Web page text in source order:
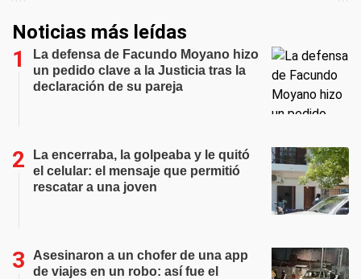
Noticias más leídas
La defensa de Facundo Moyano hizo
un pedido clave a la Justicia tras la
declaración de su pareja
La encerraba, la golpeaba y le quitó
el celular: el mensaje que permitió
rescatar a una joven
Asesinaron a un chofer de una app
de viajes en un robo: así fue el